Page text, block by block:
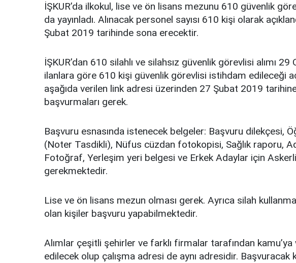
İŞKUR’da ilkokul, lise ve ön lisans mezunu 610 güvenlik
da yayınladı. Alınacak personel sayısı 610 kişi olarak
Şubat 2019 tarihinde sona erecektir.
İŞKUR’dan 610 silahlı ve silahsız güvenlik görevlisi alımı 29
ilanlara göre 610 kişi güvenlik görevlisi istihdam edileceği
aşağıda verilen link adresi üzerinden 27 Şubat 2019
başvurmaları gerek.
Başvuru esnasında istenecek belgeler: Başvuru dilekçesi,
(Noter Tasdikli), Nüfus cüzdan fotokopisi, Sağlık raporu,
Fotoğraf, Yerleşim yeri belgesi ve Erkek Adaylar için
gerekmektedir.
Lise ve ön lisans mezun olması gerek. Ayrıca silah
olan kişiler başvuru yapabilmektedir.
Alımlar çeşitli şehirler ve farklı firmalar tarafından
edilecek olup çalışma adresi de aynı adresidir. Başvuracak